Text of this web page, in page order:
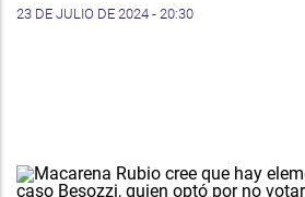
23 DE JULIO DE 2024 - 20:30